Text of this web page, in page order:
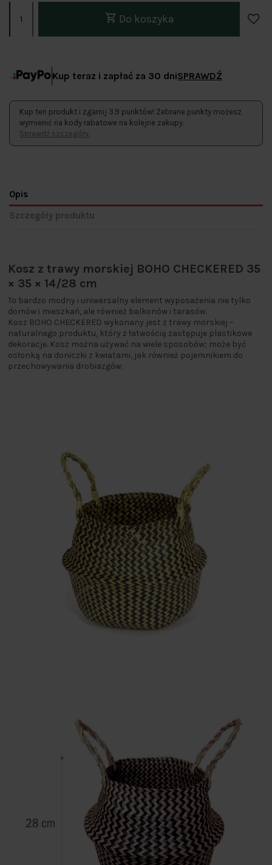
Do koszyka
Kup teraz i zapłać za 30 dniSPRAWDŹ
Kup ten produkt i zgarnij 3.9 punktów! Zebrane punkty możesz
wymienić na kody rabatowe na kolejne zakupy.
Sprawdź szczegóły.
Opis
Szczegóły produktu
Kosz z trawy morskiej BOHO CHECKERED 35
× 35 × 14/28 cm
To bardzo modny i uniwersalny element wyposażenia nie tylko
domów i mieszkań, ale również balkonów i tarasów.
Kosz BOHO CHECKERED wykonany jest z trawy morskiej –
naturalnego produktu, który z łatwością zastępuje plastikowe
dekoracje. Kosz można używać na wiele sposobów; może być
osłonką na doniczki z kwiatami, jak również pojemnikiem do
przechowywania drobiazgów.